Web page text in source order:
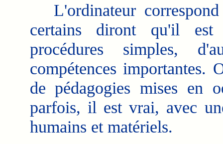
L'ordinateur correspond
certains diront qu'il est
procédures simples,
compétences importantes.
de pédagogies mises en
parfois, il est vrai, avec
humains et matériels.